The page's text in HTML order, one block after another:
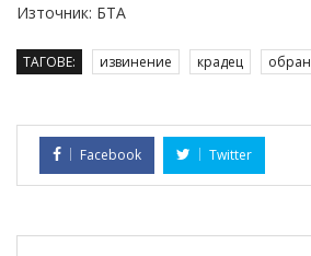
Източник: БТА
ТАГОВЕ: извинение крадец обран
Facebook Twitter